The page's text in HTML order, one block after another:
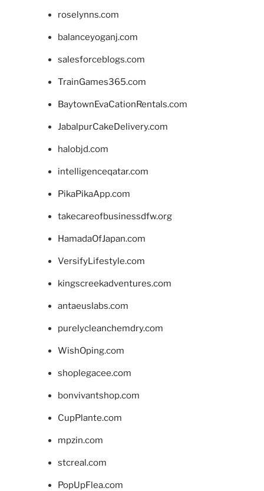
roselynns.com
balanceyoganj.com
salesforceblogs.com
TrainGames365.com
BaytownEvaCationRentals.com
JabalpurCakeDelivery.com
halobjd.com
intelligenceqatar.com
PikaPikaApp.com
takecareofbusinessdfw.org
HamadaOfJapan.com
VersifyLifestyle.com
kingscreekadventures.com
antaeuslabs.com
purelycleanchemdry.com
WishOping.com
shoplegacee.com
bonvivantshop.com
CupPlante.com
mpzin.com
stcreal.com
PopUpFlea.com